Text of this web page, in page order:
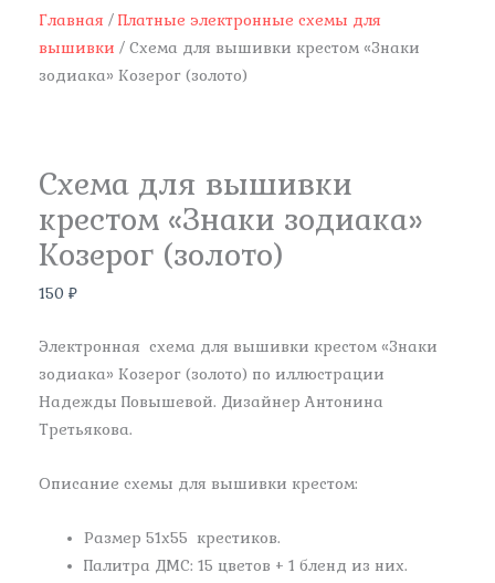
Главная / Платные электронные схемы для
вышивки / Схема для вышивки крестом «Знаки
зодиака» Козерог (золото)
Схема для вышивки
крестом «Знаки зодиака»
Козерог (золото)
150 ₽
Электронная схема для вышивки крестом «Знаки
зодиака» Козерог (золото) по иллюстрации
Надежды Повышевой. Дизайнер Антонина
Третьякова.
Описание схемы для вышивки крестом:
Размер 51х55 крестиков.
Палитра ДМС: 15 цветов + 1 бленд из них.